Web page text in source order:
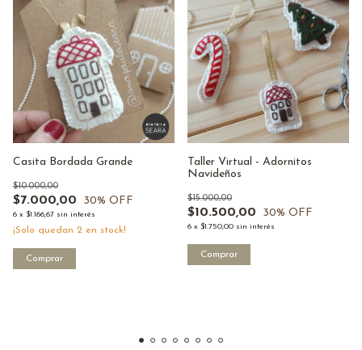
Casita Bordada Grande
$7.000,00
$10.000,00
30% OFF
6 x $1.166,67 sin interés
¡Solo quedan 2 en stock!
Taller Virtual - Adornitos
Navideños
$10.500,00
$15.000,00
30% OFF
6 x $1.750,00 sin interés